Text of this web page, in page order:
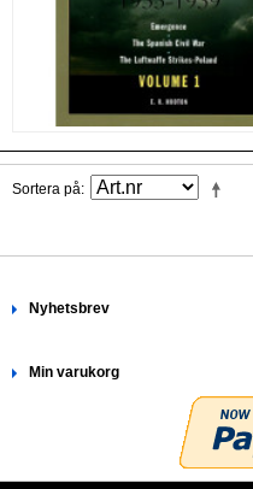
Sortera på
Nyhetsbrev
Min varukorg